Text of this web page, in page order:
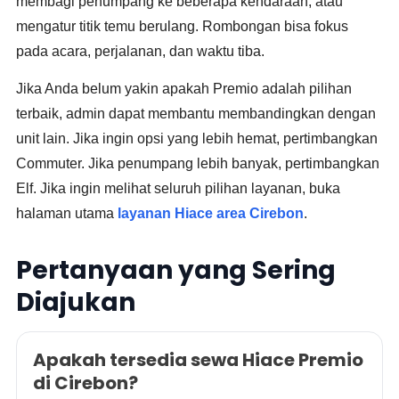
mengatur titik temu berulang. Rombongan bisa fokus
pada acara, perjalanan, dan waktu tiba.
Jika Anda belum yakin apakah Premio adalah pilihan
terbaik, admin dapat membantu membandingkan dengan
unit lain. Jika ingin opsi yang lebih hemat, pertimbangkan
Commuter. Jika penumpang lebih banyak, pertimbangkan
Elf. Jika ingin melihat seluruh pilihan layanan, buka
halaman utama layanan Hiace area Cirebon.
Pertanyaan yang Sering
Diajukan
Apakah tersedia sewa Hiace Premio
di Cirebon?